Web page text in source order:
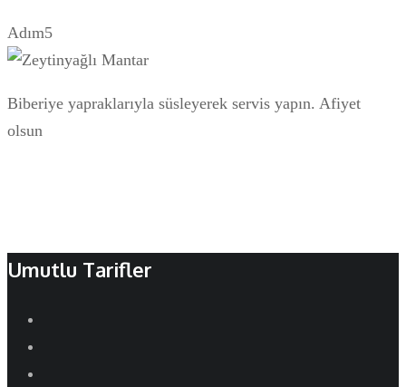
Adım5
Biberiye yapraklarıyla süsleyerek servis yapın. Afiyet
olsun
Umutlu Tarifler